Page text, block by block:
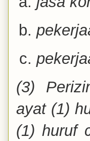
(3)
ayat (1)
(1) huruf